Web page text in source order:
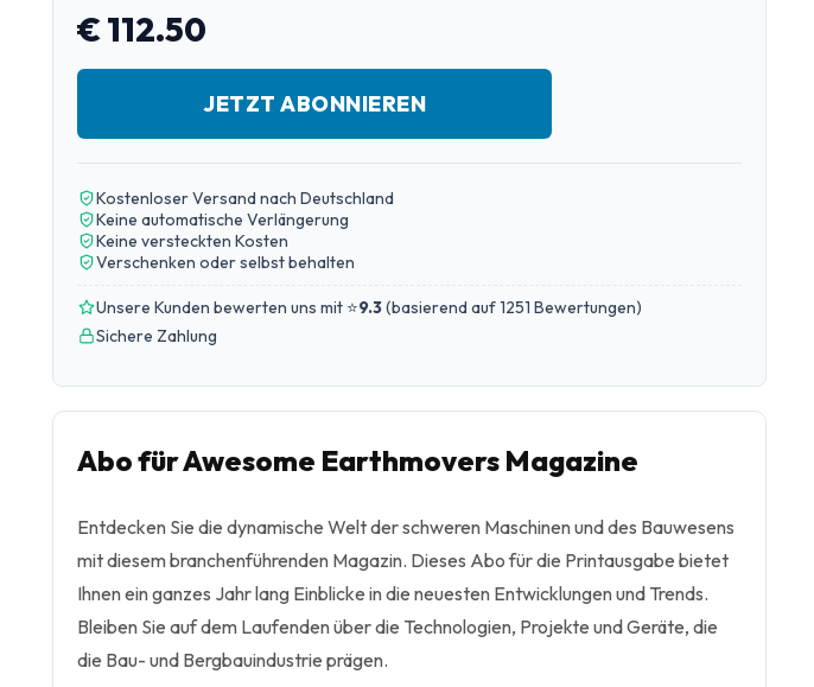
€ 112.50
JETZT ABONNIEREN
Kostenloser Versand nach Deutschland
Keine automatische Verlängerung
Keine versteckten Kosten
Verschenken oder selbst behalten
Unsere Kunden bewerten uns mit ⭐9.3(basierend auf 1251 Bewertungen)
Sichere Zahlung
Abo für Awesome Earthmovers Magazine
Entdecken Sie die dynamische Welt der schweren Maschinen und des Bauwesens
mit diesem branchenführenden Magazin. Dieses Abo für die Printausgabe bietet
Ihnen ein ganzes Jahr lang Einblicke in die neuesten Entwicklungen und Trends.
Bleiben Sie auf dem Laufenden über die Technologien, Projekte und Geräte, die
die Bau- und Bergbauindustrie prägen.